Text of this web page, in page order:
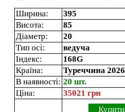
Ширина:
395
Висота:
85
Діаметр:
20
Тип осі:
ведуча
Індекс:
168G
Країна:
Туреччина 2026
В наявності: 20 шт.
Ціна:
35021 грн
Купити